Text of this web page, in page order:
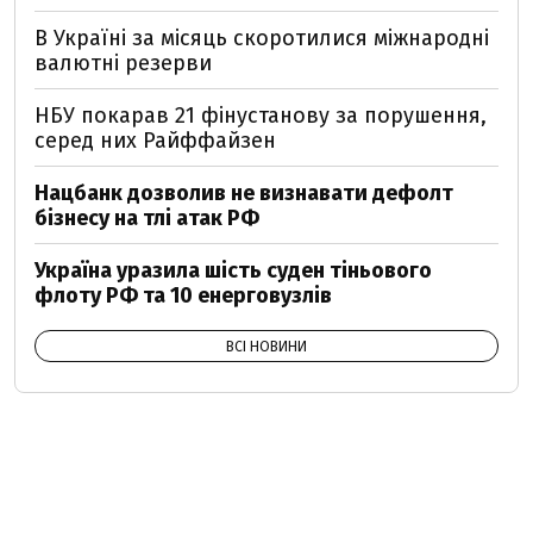
В Україні за місяць скоротилися міжнародні
валютні резерви
НБУ покарав 21 фінустанову за порушення,
серед них Райффайзен
Нацбанк дозволив не визнавати дефолт
бізнесу на тлі атак РФ
Україна уразила шість суден тіньового
флоту РФ та 10 енерговузлів
ВСІ НОВИНИ